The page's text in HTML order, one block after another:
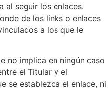
al seguir los enlaces.
de los links o enlaces
a los que le
no implica en ningún caso
el Titular y el
se establezca el enlace, ni